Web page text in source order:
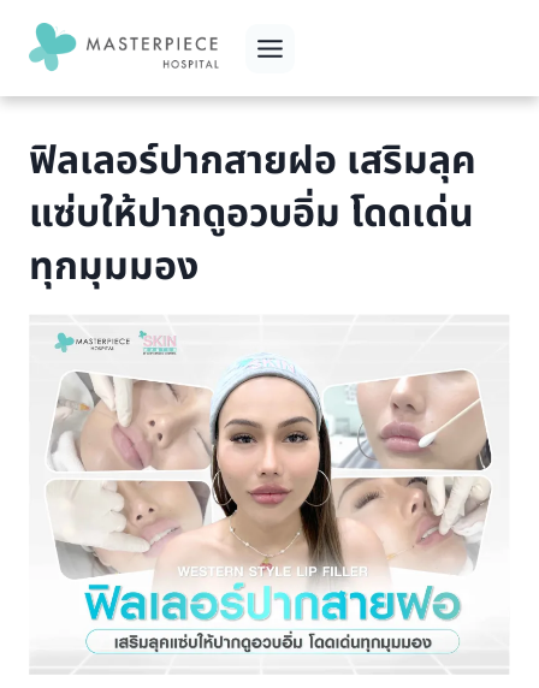
content
ฟิลเลอร์ปากสายฝอ เสริมลุค
แซ่บให้ปากดูอวบอิ่ม โดดเด่น
ทุกมุมมอง